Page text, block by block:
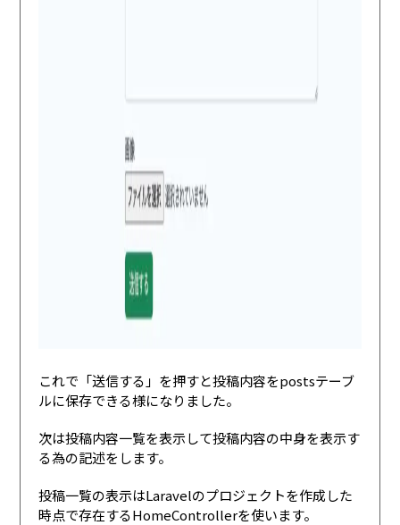
これで「送信する」を押すと投稿内容をpostsテーブ
ルに保存できる様になりました。
次は投稿内容一覧を表示して投稿内容の中身を表示す
る為の記述をします。
投稿一覧の表示はLaravelのプロジェクトを作成した
時点で存在するHomeControllerを使います。